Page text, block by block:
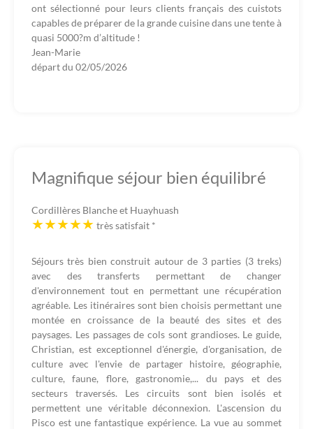
ont sélectionné pour leurs clients français des cuistots
capables de préparer de la grande cuisine dans une tente à
quasi 5000?m d’altitude !
Jean-Marie
départ du 02/05/2026
Magnifique séjour bien équilibré
Cordillères Blanche et Huayhuash
très satisfait *
Séjours très bien construit autour de 3 parties (3 treks)
avec des transferts permettant de changer
d'environnement tout en permettant une récupération
agréable. Les itinéraires sont bien choisis permettant une
montée en croissance de la beauté des sites et des
paysages. Les passages de cols sont grandioses. Le guide,
Christian, est exceptionnel d'énergie, d'organisation, de
culture avec l'envie de partager histoire, géographie,
culture, faune, flore, gastronomie,... du pays et des
secteurs traversés. Les circuits sont bien isolés et
permettent une véritable déconnexion. L'ascension du
Pisco est une fantastique expérience. La vue au sommet